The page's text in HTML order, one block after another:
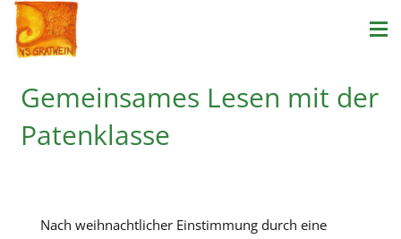
Gemeinsames Lesen mit der
Patenklasse
Nach weihnachtlicher Einstimmung durch eine